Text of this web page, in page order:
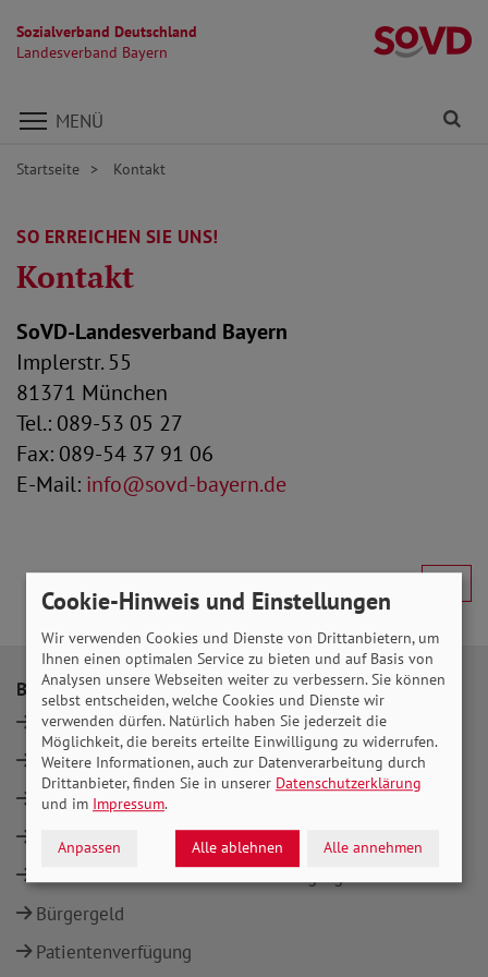
Sozialverband Deutschland
Landesverband Bayern
Direkt zu den Inhalten springen
MENÜ
Startseite Kontakt
SO ERREICHEN SIE UNS!
Kontakt
SoVD-Landesverband Bayern
Implerstr. 55
81371 München
Tel.: 089-53 05 27
Fax: 089-54 37 91 06
E-Mail: info@sovd-bayern.de
Beratung
Standorte
Rente
Pflege
Behinderung
Bürgergeld
Patientenverfügung
Themen
Rente
Pflege
Behinderung
Gesundheit
Bürgergeld
Cookie-Hinweis und Einstellungen
Wir verwenden Cookies und Dienste von Drittanbietern, um
Ihnen einen optimalen Service zu bieten und auf Basis von
Analysen unsere Webseiten weiter zu verbessern. Sie können
selbst entscheiden, welche Cookies und Dienste wir
verwenden dürfen. Natürlich haben Sie jederzeit die
Möglichkeit, die bereits erteilte Einwilligung zu widerrufen.
Weitere Informationen, auch zur Datenverarbeitung durch
Drittanbieter, finden Sie in unserer Datenschutzerklärung
und im Impressum.
Anpassen Alle ablehnen Alle annehmen